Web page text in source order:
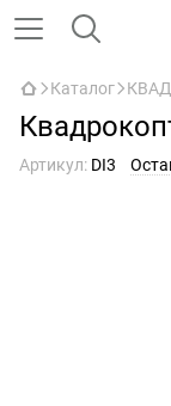
Каталог
Артикул: DI3